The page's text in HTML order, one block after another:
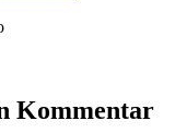
Kommentar